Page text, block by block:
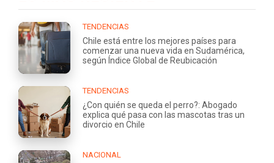
TENDENCIAS
Chile está entre los mejores países para
comenzar una nueva vida en Sudamérica,
según Índice Global de Reubicación
TENDENCIAS
¿Con quién se queda el perro?: Abogado
explica qué pasa con las mascotas tras un
divorcio en Chile
NACIONAL